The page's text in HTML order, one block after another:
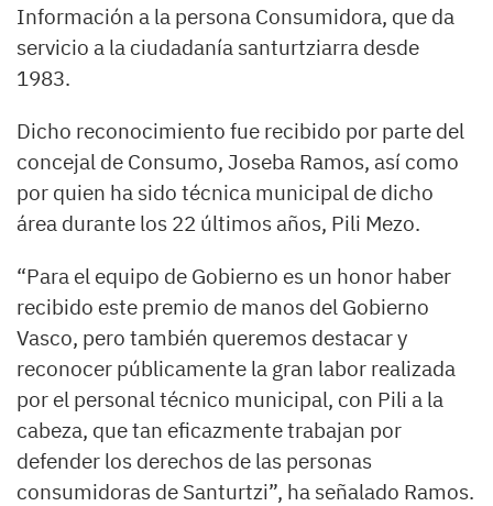
Información a la persona Consumidora, que da
servicio a la ciudadanía santurtziarra desde
1983.
Dicho reconocimiento fue recibido por parte del
concejal de Consumo, Joseba Ramos, así como
por quien ha sido técnica municipal de dicho
área durante los 22 últimos años, Pili Mezo.
“Para el equipo de Gobierno es un honor haber
recibido este premio de manos del Gobierno
Vasco, pero también queremos destacar y
reconocer públicamente la gran labor realizada
por el personal técnico municipal, con Pili a la
cabeza, que tan eficazmente trabajan por
defender los derechos de las personas
consumidoras de Santurtzi”, ha señalado Ramos.